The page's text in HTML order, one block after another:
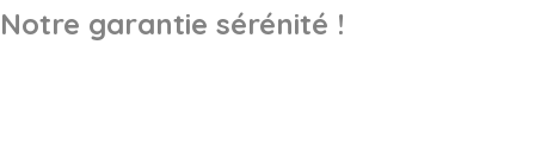
Notre garantie sérénité !